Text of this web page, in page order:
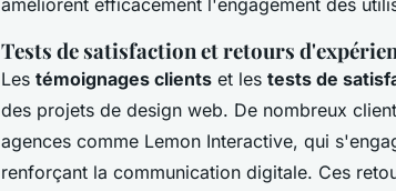
améliorent efficacement l'engagement des
Tests de satisfaction et retours
Les témoignages clients et les tests de
des projets de design web. De nombreux
agences comme Lemon Interactive, qui
renforçant la communication digitale. Ces